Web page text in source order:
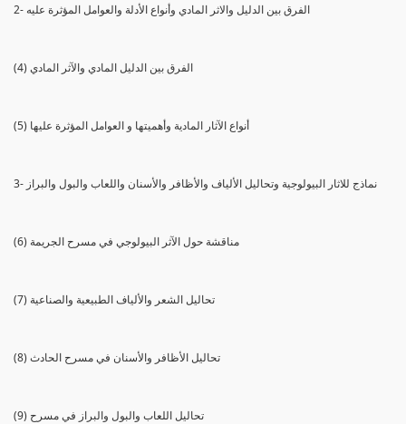
2- الفرق بين الدليل والاثر المادي وأنواع الأدلة والعوامل المؤثرة عليه
(4) الفرق بين الدليل المادي والآثر المادي
(5) أنواع الآثار المادية وأهميتها و العوامل المؤثرة عليها
3- نماذج للاثار البيولوجية وتحاليل الألياف والأظافر والأسنان واللعاب والبول والبراز
(6) مناقشة حول الآثر البيولوجي في مسرح الجريمة
(7) تحاليل الشعر والألياف الطبيعية والصناعية
(8) تحاليل الأظافر والأسنان في مسرح الحادث
(9) تحاليل اللعاب والبول والبراز في مسرح